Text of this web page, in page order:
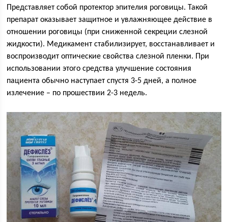
Представляет собой протектор эпителия роговицы. Такой
препарат оказывает защитное и увлажняющее действие в
отношении роговицы (при сниженной секреции слезной
жидкости). Медикамент стабилизирует, восстанавливает и
воспроизводит оптические свойства слезной пленки. При
использовании этого средства улучшение состояния
пациента обычно наступает спустя 3-5 дней, а полное
излечение – по прошествии 2-3 недель.